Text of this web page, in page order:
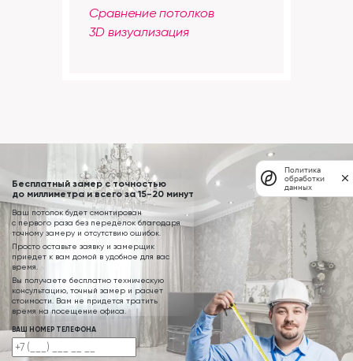
Сравнение потолков
3D визуализация
Бесплатный замер с точностью
до миллиметра и всего за 15-20 минут
Ваш потолок будет смонтирован
с первого раза без переделок благодаря
точному замеру и отсутствию ошибок.
Просто оставьте заявку и замерщик
приедет к вам домой в удобное для вас
время.
Вы получаете бесплатно техническую
консультацию, точный замер и расчет
стоимости. Вам не придется тратить
время на посещение офиса.
ВАШ НОМЕР ТЕЛЕФОНА
Политика
обработки
данных